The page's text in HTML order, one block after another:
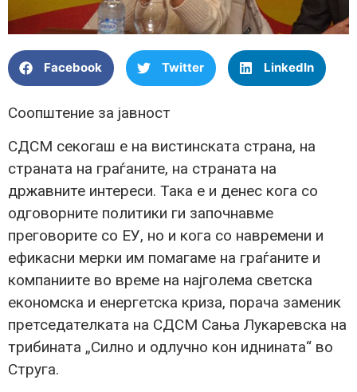
Facebook Twitter LinkedIn
Соопштение за јавност
СДСМ секогаш е на вистинската страна, на
страната на граѓаните, на страната на
државните интереси. Така е и денес кога со
одговорните политики ги започнавме
прeговорите со ЕУ, но и кога со навремени и
ефикасни мерки им помагаме на граѓаните и
компаниите во време на најголема светска
економска и енергетска криза, порача заменик
претседателката на СДСМ Сања Лукаревска на
трибината „Силно и одлучно кон иднината“ во
Струга.